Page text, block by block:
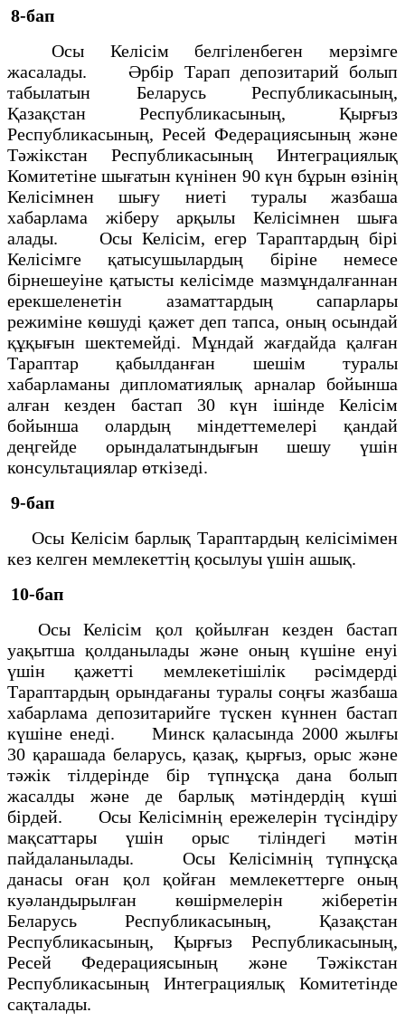
8-бап
Осы Келiсiм белгiленбеген мерзiмге
жасалады. Әрбiр Тарап депозитарий болып
табылатын Беларусь Республикасының,
Қазақстан Республикасының, Қырғыз
Республикасының, Ресей Федерациясының және
Тәжiкстан Республикасының Интеграциялық
Комитетiне шығатын күнiнен 90 күн бұрын өзiнiң
Келiсiмнен шығу ниетi туралы жазбаша
хабарлама жiберу арқылы Келiсiмнен шыға
алады. Осы Келiсiм, егер Тараптардың бiрi
Келiсiмге қатысушылардың бiрiне немесе
бiрнешеуiне қатысты келiсiмде мазмұндалғаннан
ерекшеленетiн азаматтардың сапарлары
режимiне көшудi қажет деп тапса, оның осындай
құқығын шектемейдi. Мұндай жағдайда қалған
Тараптар қабылданған шешiм туралы
хабарламаны дипломатиялық арналар бойынша
алған кезден бастап 30 күн iшiнде Келiсiм
бойынша олардың мiндеттемелерi қандай
деңгейде орындалатындығын шешу үшiн
консультациялар өткiзедi.
9-бап
Осы Келiсiм барлық Тараптардың келiсiмiмен
кез келген мемлекеттiң қосылуы үшiн ашық.
10-бап
Осы Келiсiм қол қойылған кезден бастап
уақытша қолданылады және оның күшiне енуi
үшiн қажеттi мемлекетiшiлiк рәсiмдердi
Тараптардың орындағаны туралы соңғы жазбаша
хабарлама депозитарийге түскен күннен бастап
күшiне енедi. Минск қаласында 2000 жылғы
30 қарашада беларусь, қазақ, қырғыз, орыс және
тәжiк тiлдерiнде бiр түпнұсқа дана болып
жасалды және де барлық мәтiндердiң күшi
бiрдей. Осы Келiсiмнiң ережелерiн түсiндiру
мақсаттары үшiн орыс тiлiндегi мәтiн
пайдаланылады. Осы Келiсiмнiң түпнұсқа
данасы оған қол қойған мемлекеттерге оның
куәландырылған көшiрмелерiн жiберетiн
Беларусь Республикасының, Қазақстан
Республикасының, Қырғыз Республикасының,
Ресей Федерациясының және Тәжiкстан
Республикасының Интеграциялық Комитетiнде
сақталады.